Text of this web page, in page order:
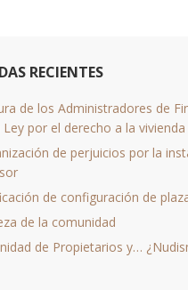
RECIENTES
de los Administradores de
Ley por el derecho a la vivienda
de perjuicios por la
de configuración de
de la comunidad
de Propietarios y…